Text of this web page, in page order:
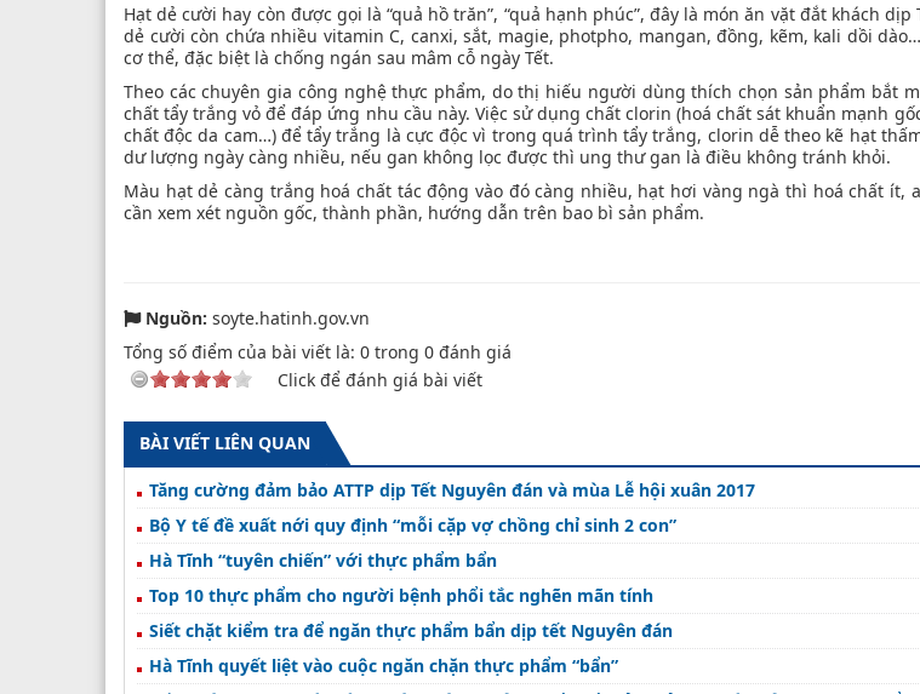
Hạt dẻ cười hay còn được gọi là “quả hồ trăn”, “quả hạnh phúc”, đây là món ăn vặt đắt khách
dẻ cười còn chứa nhiều vitamin C, canxi, sắt, magie, photpho, mangan, đồng, kẽm, kali dồi
cơ thể, đặc biệt là chống ngán sau mâm cỗ ngày Tết.
Theo các chuyên gia công nghệ thực phẩm, do thị hiếu người dùng thích chọn sản phẩm bắt
chất tẩy trắng vỏ để đáp ứng nhu cầu này. Việc sử dụng chất clorin (hoá chất sát khuẩn mạnh
chất độc da cam…) để tẩy trắng là cực độc vì trong quá trình tẩy trắng, clorin dễ theo kẽ hạt
dư lượng ngày càng nhiều, nếu gan không lọc được thì ung thư gan là điều không tránh khỏi.
Màu hạt dẻ càng trắng hoá chất tác động vào đó càng nhiều, hạt hơi vàng ngà thì hoá chất ít,
cần xem xét nguồn gốc, thành phần, hướng dẫn trên bao bì sản phẩm.
Nguồn: soyte.hatinh.gov.vn
Tổng số điểm của bài viết là: 0 trong 0 đánh giá
Click để đánh giá bài viết
BÀI VIẾT LIÊN QUAN
Tăng cường đảm bảo ATTP dịp Tết Nguyên đán và mùa Lễ hội xuân 2017
Bộ Y tế đề xuất nới quy định “mỗi cặp vợ chồng chỉ sinh 2 con”
Hà Tĩnh “tuyên chiến” với thực phẩm bẩn
Top 10 thực phẩm cho người bệnh phổi tắc nghẽn mãn tính
Siết chặt kiểm tra để ngăn thực phẩm bẩn dịp tết Nguyên đán
Hà Tĩnh quyết liệt vào cuộc ngăn chặn thực phẩm “bẩn”